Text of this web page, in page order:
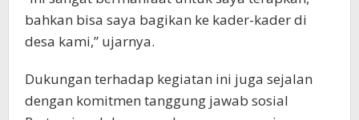
bahkan bisa saya bagikan ke kader-kader di
desa kami,” ujarnya.
Dukungan terhadap kegiatan ini juga sejalan
dengan komitmen tanggung jawab sosial